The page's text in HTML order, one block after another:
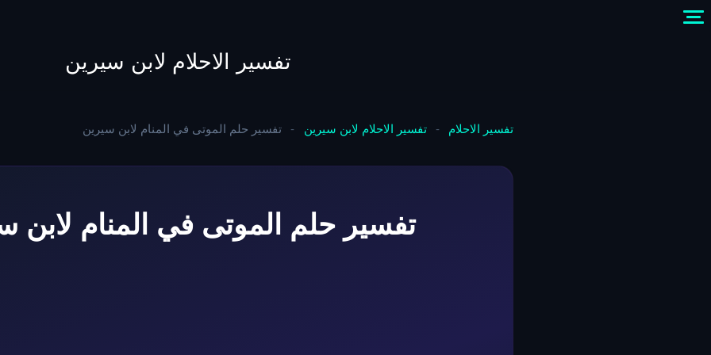
تفسير الاحلام لابن سيرين
تفسير الاحلام - تفسير الاحلام لابن سيرين - تفسير حلم الموتى في المنام لابن سيرين
تفسير حلم الموتى في المنام لابن